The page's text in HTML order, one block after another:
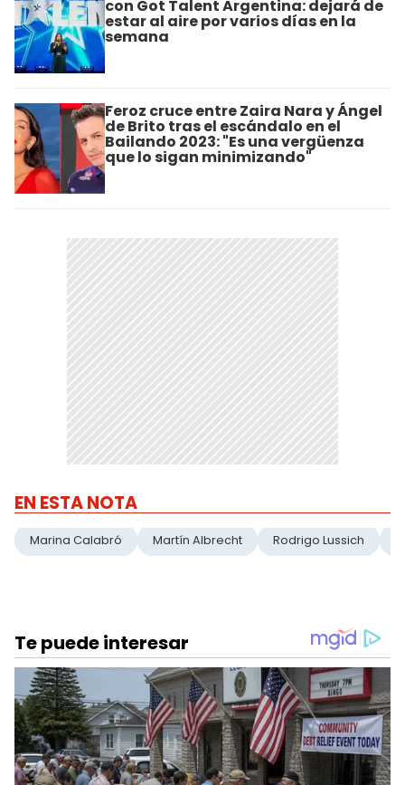
con Got Talent Argentina: dejará de
estar al aire por varios días en la
semana
Feroz cruce entre Zaira Nara y Ángel
de Brito tras el escándalo en el
Bailando 2023: "Es una vergüenza
que lo sigan minimizando"
EN ESTA NOTA
Marina Calabró Martín Albrecht Rodrigo Lussich